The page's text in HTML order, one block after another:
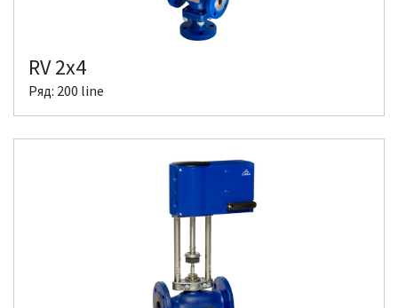
RV 2x4
Ряд: 200 line